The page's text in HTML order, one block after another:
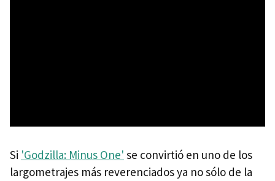
Si 'Godzilla: Minus One' se convirtió en uno de los
largometrajes más reverenciados ya no sólo de la